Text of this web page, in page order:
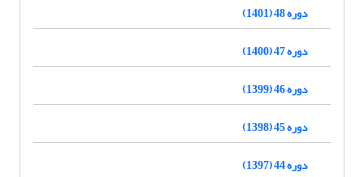
دوره 48 (1401)
دوره 47 (1400)
دوره 46 (1399)
دوره 45 (1398)
دوره 44 (1397)